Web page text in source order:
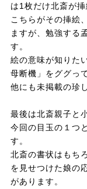
は1枚だけ北斎が挿
こちらがその挿絵
ますが、勉強する
す。
絵の意味が知りた
母断機」をググっ
他にも未掲載の珍
最後は北斎親子と
今回の目玉の１つ
す。
北斎の書状はもち
を見せつけた娘の
があります。